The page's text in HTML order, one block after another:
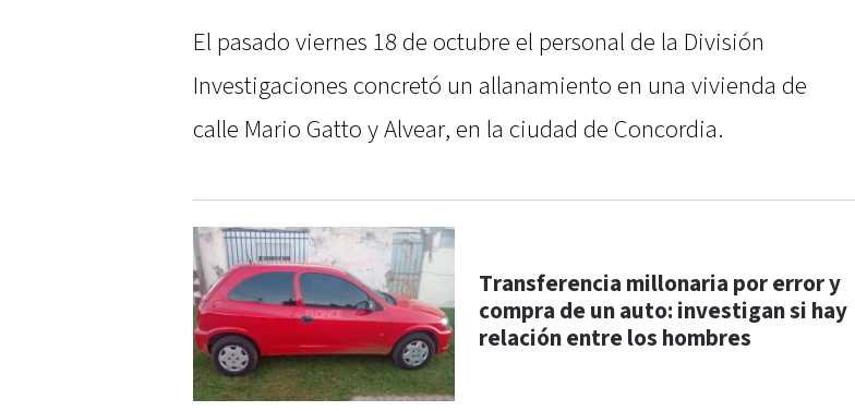
El pasado viernes 18 de octubre el personal de la División
Investigaciones concretó un allanamiento en una vivienda de
calle Mario Gatto y Alvear, en la ciudad de Concordia.
Transferencia millonaria por error y
compra de un auto: investigan si hay
relación entre los hombres